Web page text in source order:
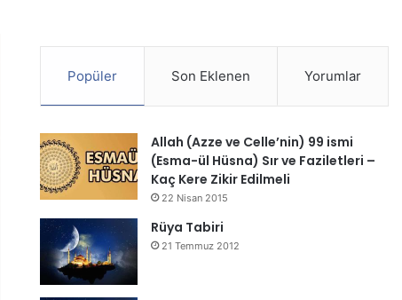
Popüler Son Eklenen Yorumlar
Allah (Azze ve Celle’nin) 99 ismi
(Esma-ül Hüsna) Sır ve Faziletleri –
Kaç Kere Zikir Edilmeli
22 Nisan 2015
Rüya Tabiri
21 Temmuz 2012